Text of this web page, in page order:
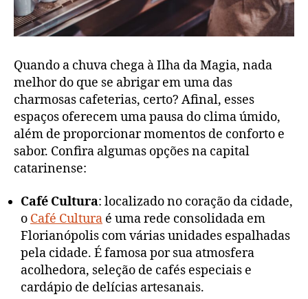
Quando a chuva chega à Ilha da Magia, nada
melhor do que se abrigar em uma das
charmosas cafeterias, certo? Afinal, esses
espaços oferecem uma pausa do clima úmido,
além de proporcionar momentos de conforto e
sabor. Confira algumas opções na capital
catarinense:
Café Cultura: localizado no coração da cidade,
o Café Cultura é uma rede consolidada em
Florianópolis com várias unidades espalhadas
pela cidade. É famosa por sua atmosfera
acolhedora, seleção de cafés especiais e
cardápio de delícias artesanais.